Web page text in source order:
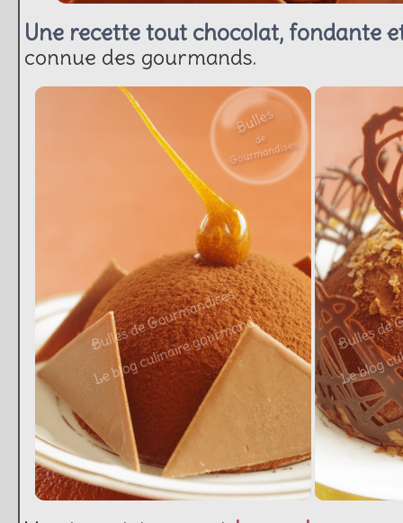
Une recette tout chocolat, fondante
connue des gourmands.